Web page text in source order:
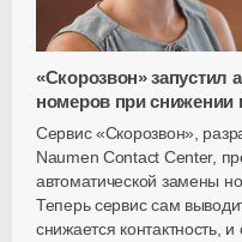
«Скорозвон» запустил
номеров при снижении
Сервис «Скорозвон»,
Naumen Contact Center,
автоматической замены
Теперь сервис сам
снижается контактность,